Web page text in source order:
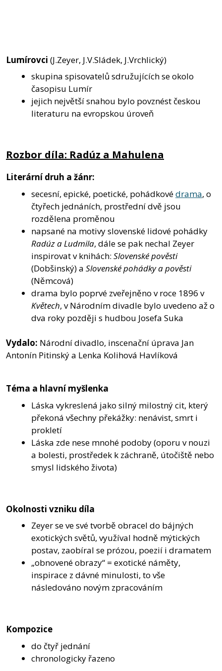
Lumírovci (J.Zeyer, J.V.Sládek, J.Vrchlický)
skupina spisovatelů sdružujících se okolo
časopisu Lumír
jejich největší snahou bylo povznést českou
literaturu na evropskou úroveň
Rozbor díla: Radúz a Mahulena
Literární druh a žánr:
secesní, epické, poetické, pohádkovédrama, o
čtyřech jednáních, prostřední dvě jsou
rozdělena proměnou
napsané na motivy slovenské lidové pohádky
Radúz a Ludmila, dále se pak nechal Zeyer
inspirovat v knihách: Slovenské pověsti
(Dobšinský) a Slovenské pohádky a pověsti
(Němcová)
drama bylo poprvé zveřejněno v roce 1896 v
Květech, v Národním divadle bylo uvedeno až o
dva roky později s hudbou Josefa Suka
Vydalo: Národní divadlo, inscenační úprava Jan
Antonín Pitinský a Lenka Kolihová Havlíková
Téma a hlavní myšlenka
Láska vykreslená jako silný milostný cit, který
překoná všechny překážky: nenávist, smrt i
prokletí
Láska zde nese mnohé podoby (oporu v nouzi
a bolesti, prostředek k záchraně, útočiště nebo
smysl lidského života)
Okolnosti vzniku díla
Zeyer se ve své tvorbě obracel do bájných
exotických světů, využíval hodně mýtických
postav, zaobíral se prózou, poezií i dramatem
„obnovené obrazy“ = exotické náměty,
inspirace z dávné minulosti, to vše
následováno novým zpracováním
Kompozice
do čtyř jednání
chronologicky řazeno